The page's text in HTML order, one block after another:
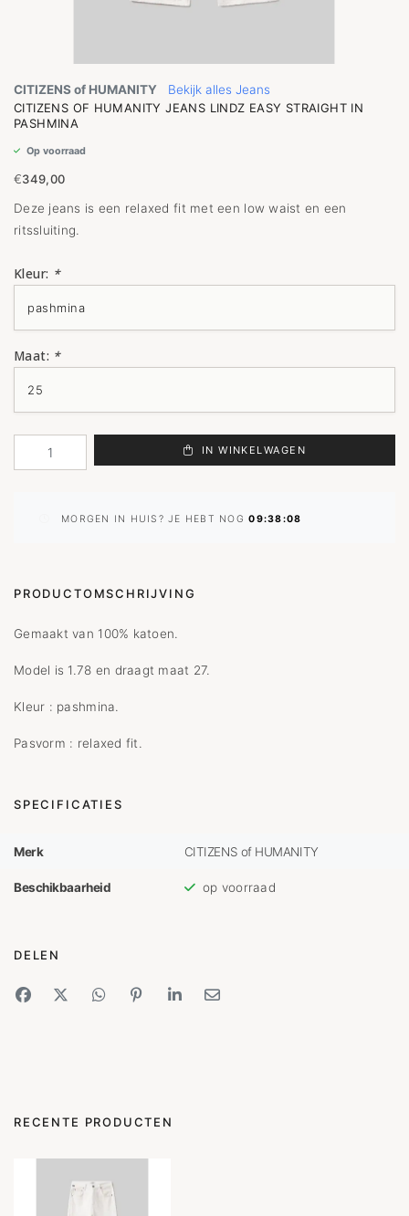
CITIZENS of HUMANITY
Bekijk alles Jeans
CITIZENS OF HUMANITY JEANS LINDZ EASY STRAIGHT IN
PASHMINA
Op voorraad
€349,00
Deze jeans is een relaxed fit met een low waist en een
ritssluiting.
Kleur: *
Maat: *
IN WINKELWAGEN
MORGEN IN HUIS? JE HEBT NOG09:38:08
PRODUCTOMSCHRIJVING
Gemaakt van 100% katoen.
Model is 1.78 en draagt maat 27.
Kleur : pashmina.
Pasvorm : relaxed fit.
SPECIFICATIES
Merk CITIZENS of HUMANITY
Beschikbaarheid op voorraad
DELEN
RECENTE PRODUCTEN